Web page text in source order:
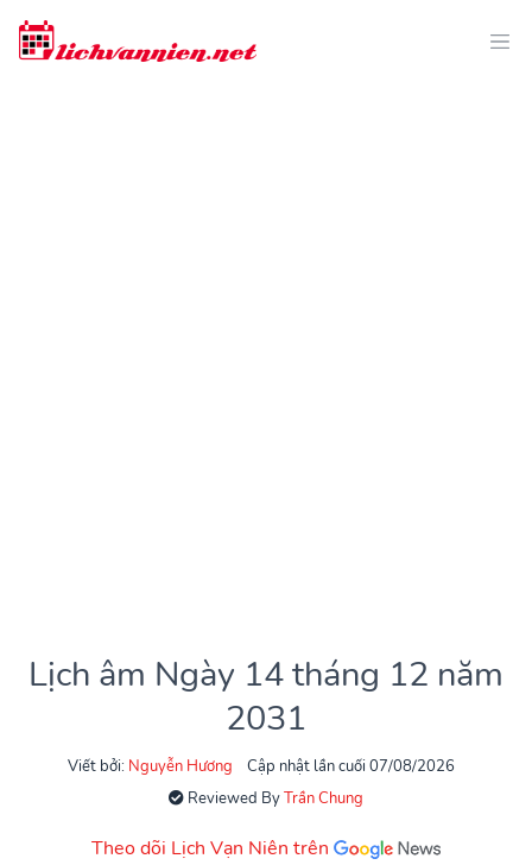
Lịch âm Ngày 14 tháng 12 năm
2031
Viết bởi: Nguyễn Hương
Cập nhật lần cuối 07/08/2026
Reviewed ByTrần Chung
Theo dõi Lịch Vạn Niên trên